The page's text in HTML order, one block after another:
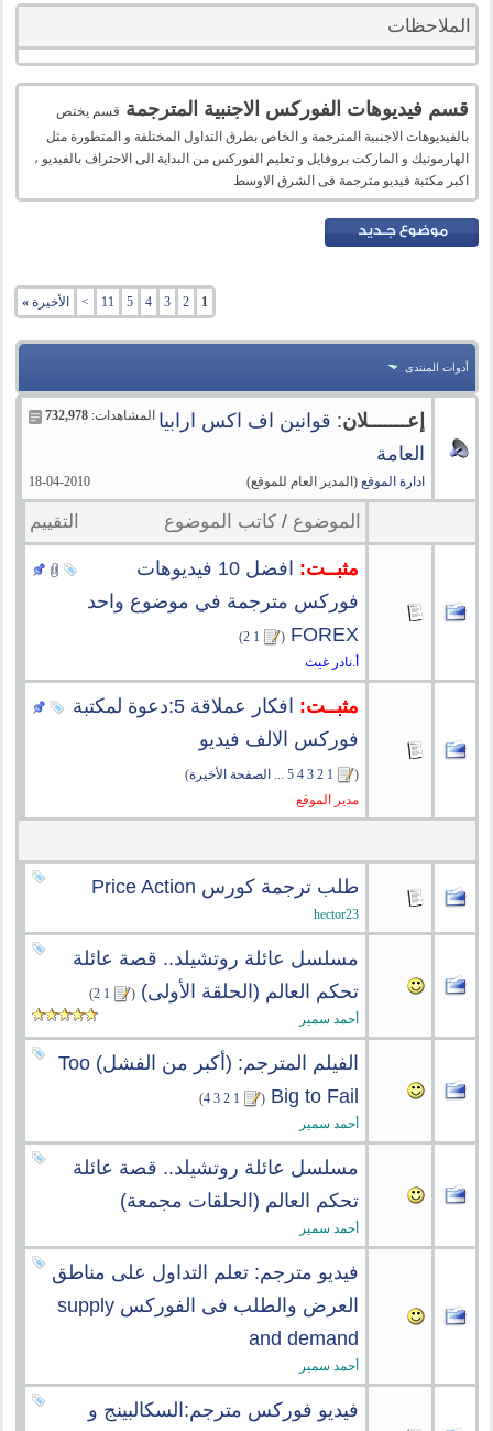
الملاحظات
قسم فيديوهات الفوركس الاجنبية المترجمة قسم يختص
بالفيديوهات الاجنبية المترجمة و الخاص بطرق التداول المختلفة و المتطورة مثل
الهارمونيك و الماركت بروفايل و تعليم الفوركس من البداية الى الاحتراف بالفيديو ،
اكبر مكتبة فيديو مترجمة فى الشرق الاوسط
1
2
3
4
5
11
> الأخيرة »
أدوات المنتدى
المشاهدات:732,978 إعـــــــلان: قوانين اف اكس ارابيا
العامة
18-04-2010 ادارة الموقع (المدير العام للموقع)
التقييم الموضوع /كاتب الموضوع
مثبــت:
افضل 10 فيديوهات
فوركس مترجمة في موضوع واحد
FOREX
‏
(
1
2
)
أ.نادر غيث
مثبــت:
افكار عملاقة 5:دعوة لمكتبة
فوركس الالف فيديو
(
1
2
3
4
5
... الصفحة الأخيرة)
مدير الموقع
طلب ترجمة كورس Price Action
hector23
مسلسل عائلة روتشيلد.. قصة عائلة
تحكم العالم (الحلقة الأولى) ‏
(
1
2
)
أحمد سمير
الفيلم المترجم: (أكبر من الفشل) Too
Big to Fail
‏
(
1
2
3
4
)
أحمد سمير
مسلسل عائلة روتشيلد.. قصة عائلة
تحكم العالم (الحلقات مجمعة)
أحمد سمير
فيديو مترجم: تعلم التداول على مناطق
العرض والطلب فى الفوركس supply
and demand
أحمد سمير
فيديو فوركس مترجم:السكالبينج و